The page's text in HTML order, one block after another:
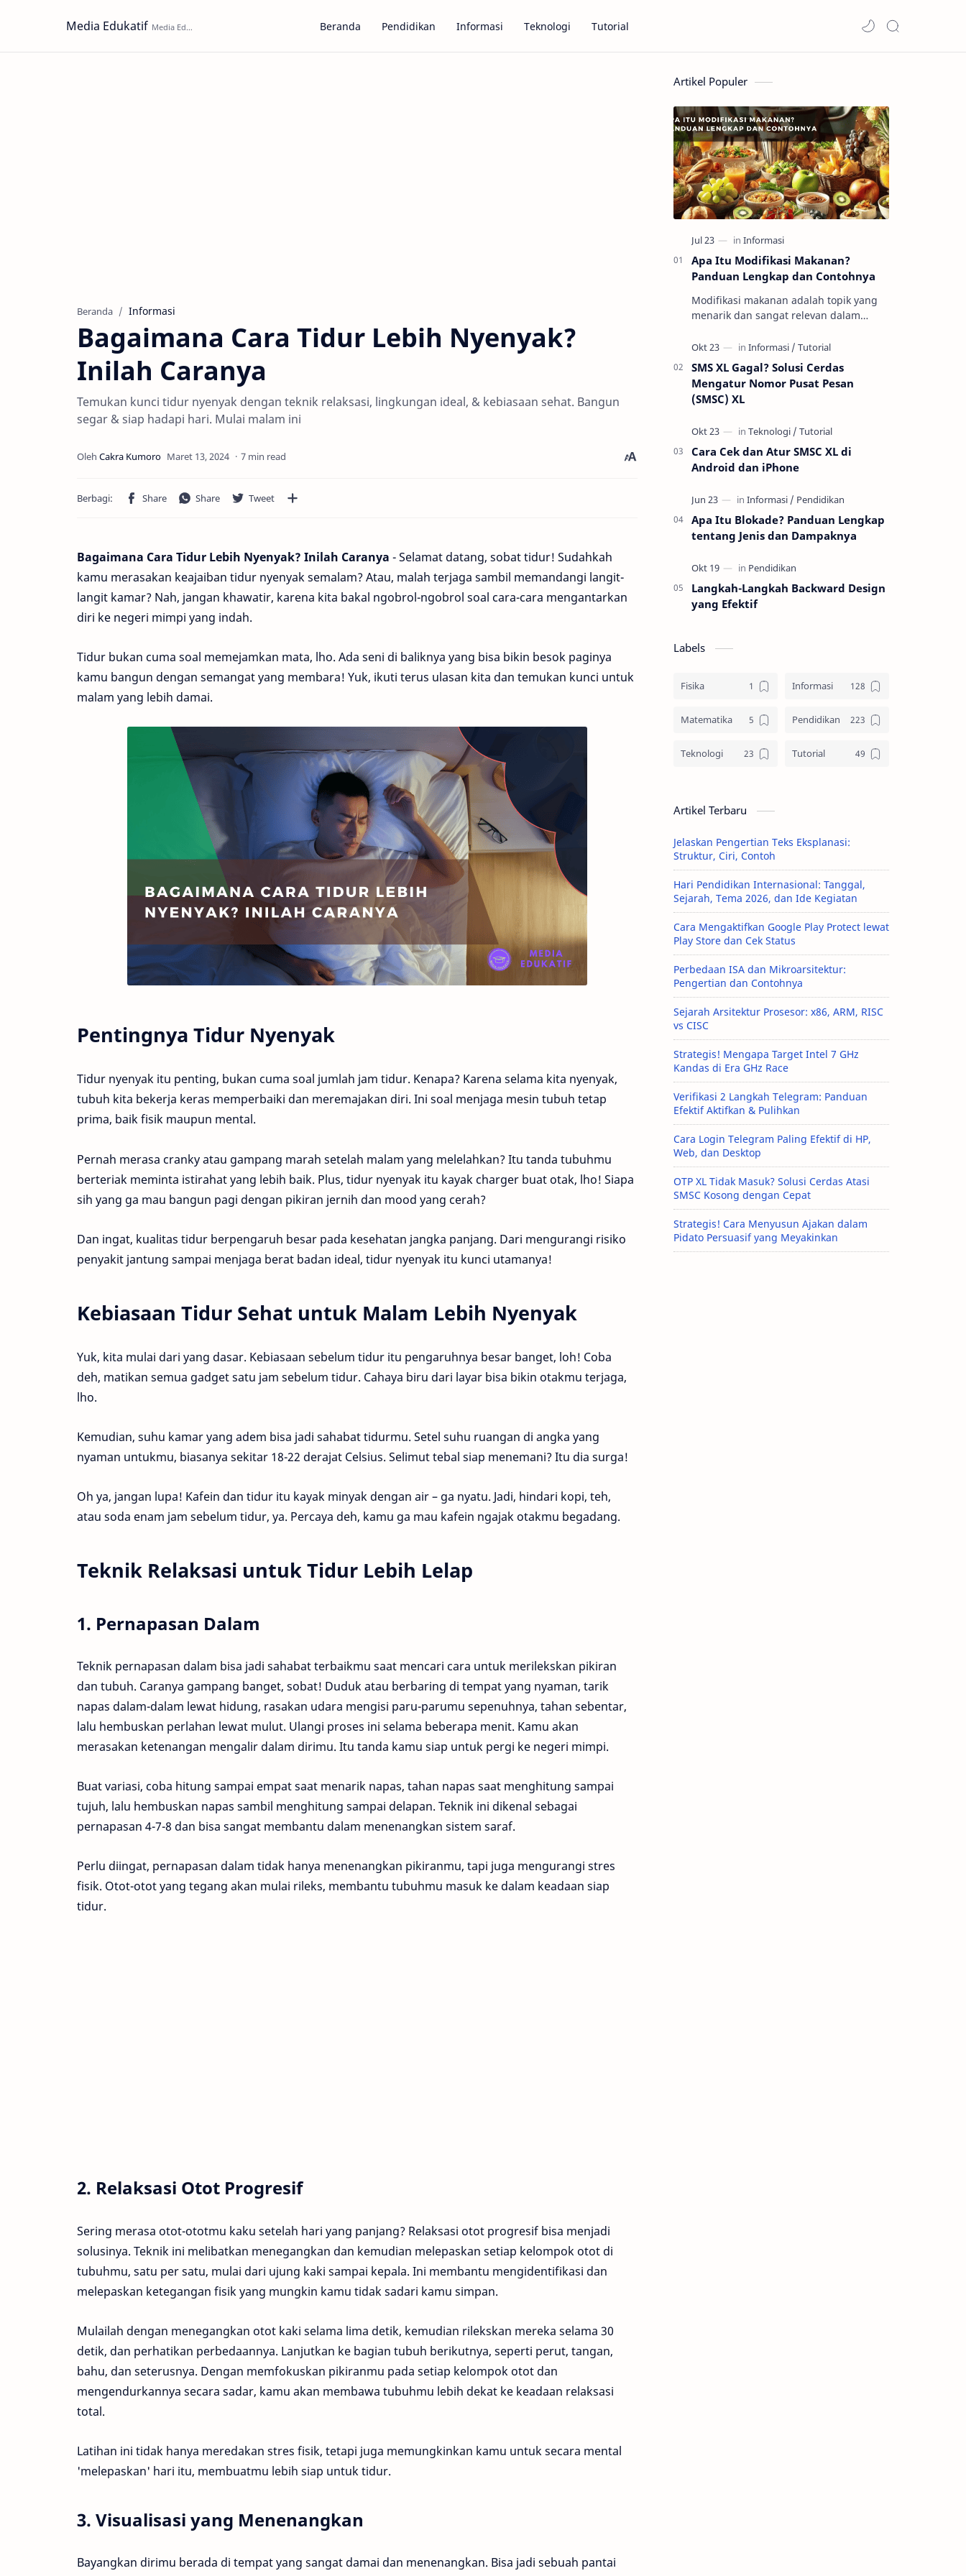
Media Edukatif Beranda Pendidikan Informasi Teknologi Tutorial
Beranda Informasi
Bagaimana Cara Tidur Lebih Nyenyak?
Inilah Caranya
Temukan kunci tidur nyenyak dengan teknik relaksasi, lingkungan ideal, & kebiasaan sehat. Bangun
segar & siap hadapi hari. Mulai malam ini
7 min read
Bagaimana Cara Tidur Lebih Nyenyak? Inilah Caranya - Selamat datang, sobat tidur! Sudahkah
kamu merasakan keajaiban tidur nyenyak semalam? Atau, malah terjaga sambil memandangi langit-
langit kamar? Nah, jangan khawatir, karena kita bakal ngobrol-ngobrol soal cara-cara mengantarkan
diri ke negeri mimpi yang indah.
Tidur bukan cuma soal memejamkan mata, lho. Ada seni di baliknya yang bisa bikin besok paginya
kamu bangun dengan semangat yang membara! Yuk, ikuti terus ulasan kita dan temukan kunci untuk
malam yang lebih damai.
Pentingnya Tidur Nyenyak
Tidur nyenyak itu penting, bukan cuma soal jumlah jam tidur. Kenapa? Karena selama kita nyenyak,
tubuh kita bekerja keras memperbaiki dan meremajakan diri. Ini soal menjaga mesin tubuh tetap
prima, baik fisik maupun mental.
Pernah merasa cranky atau gampang marah setelah malam yang melelahkan? Itu tanda tubuhmu
berteriak meminta istirahat yang lebih baik. Plus, tidur nyenyak itu kayak charger buat otak, lho! Siapa
sih yang ga mau bangun pagi dengan pikiran jernih dan mood yang cerah?
Dan ingat, kualitas tidur berpengaruh besar pada kesehatan jangka panjang. Dari mengurangi risiko
penyakit jantung sampai menjaga berat badan ideal, tidur nyenyak itu kunci utamanya!
Kebiasaan Tidur Sehat untuk Malam Lebih Nyenyak
Yuk, kita mulai dari yang dasar. Kebiasaan sebelum tidur itu pengaruhnya besar banget, loh! Coba
deh, matikan semua gadget satu jam sebelum tidur. Cahaya biru dari layar bisa bikin otakmu terjaga,
lho.
Kemudian, suhu kamar yang adem bisa jadi sahabat tidurmu. Setel suhu ruangan di angka yang
nyaman untukmu, biasanya sekitar 18-22 derajat Celsius. Selimut tebal siap menemani? Itu dia surga!
Oh ya, jangan lupa! Kafein dan tidur itu kayak minyak dengan air – ga nyatu. Jadi, hindari kopi, teh,
atau soda enam jam sebelum tidur, ya. Percaya deh, kamu ga mau kafein ngajak otakmu begadang.
Teknik Relaksasi untuk Tidur Lebih Lelap
1. Pernapasan Dalam
Teknik pernapasan dalam bisa jadi sahabat terbaikmu saat mencari cara untuk merilekskan pikiran
dan tubuh. Caranya gampang banget, sobat! Duduk atau berbaring di tempat yang nyaman, tarik
napas dalam-dalam lewat hidung, rasakan udara mengisi paru-parumu sepenuhnya, tahan sebentar,
lalu hembuskan perlahan lewat mulut. Ulangi proses ini selama beberapa menit. Kamu akan
merasakan ketenangan mengalir dalam dirimu. Itu tanda kamu siap untuk pergi ke negeri mimpi.
Buat variasi, coba hitung sampai empat saat menarik napas, tahan napas saat menghitung sampai
tujuh, lalu hembuskan napas sambil menghitung sampai delapan. Teknik ini dikenal sebagai
pernapasan 4-7-8 dan bisa sangat membantu dalam menenangkan sistem saraf.
Perlu diingat, pernapasan dalam tidak hanya menenangkan pikiranmu, tapi juga mengurangi stres
fisik. Otot-otot yang tegang akan mulai rileks, membantu tubuhmu masuk ke dalam keadaan siap
tidur.
2. Relaksasi Otot Progresif
Sering merasa otot-ototmu kaku setelah hari yang panjang? Relaksasi otot progresif bisa menjadi
solusinya. Teknik ini melibatkan menegangkan dan kemudian melepaskan setiap kelompok otot di
tubuhmu, satu per satu, mulai dari ujung kaki sampai kepala. Ini membantu mengidentifikasi dan
melepaskan ketegangan fisik yang mungkin kamu tidak sadari kamu simpan.
Mulailah dengan menegangkan otot kaki selama lima detik, kemudian rilekskan mereka selama 30
detik, dan perhatikan perbedaannya. Lanjutkan ke bagian tubuh berikutnya, seperti perut, tangan,
bahu, dan seterusnya. Dengan memfokuskan pikiranmu pada setiap kelompok otot dan
mengendurkannya secara sadar, kamu akan membawa tubuhmu lebih dekat ke keadaan relaksasi
total.
Latihan ini tidak hanya meredakan stres fisik, tetapi juga memungkinkan kamu untuk secara mental
'melepaskan' hari itu, membuatmu lebih siap untuk tidur.
3. Visualisasi yang Menenangkan
Bayangkan dirimu berada di tempat yang sangat damai dan menenangkan. Bisa jadi sebuah pantai
Artikel Populer
Apa Itu Modifikasi Makanan?
Panduan Lengkap dan Contohnya
Modifikasi makanan adalah topik yang
menarik dan sangat relevan dalam
pernah bertanya-tanya bagaimana
sebuah hida…
SMS XL Gagal? Solusi Cerdas
Mengatur Nomor Pusat Pesan
(SMSC) XL
Cara Cek dan Atur SMSC XL di
Android dan iPhone
Apa Itu Blokade? Panduan Lengkap
tentang Jenis dan Dampaknya
Langkah-Langkah Backward Design
yang Efektif
Labels
Fisika Informasi
Matematika Pendidikan
Teknologi Tutorial
Artikel Terbaru
Jelaskan Pengertian Teks Eksplanasi:
Struktur, Ciri, Contoh
Hari Pendidikan Internasional: Tanggal,
Sejarah, Tema 2026, dan Ide Kegiatan
Cara Mengaktifkan Google Play Protect lewat
Play Store dan Cek Status
Perbedaan ISA dan Mikroarsitektur:
Pengertian dan Contohnya
Sejarah Arsitektur Prosesor: x86, ARM, RISC
vs CISC
Strategis! Mengapa Target Intel 7 GHz
Kandas di Era GHz Race
Verifikasi 2 Langkah Telegram: Panduan
Efektif Aktifkan & Pulihkan
Cara Login Telegram Paling Efektif di HP,
Web, dan Desktop
OTP XL Tidak Masuk? Solusi Cerdas Atasi
SMSC Kosong dengan Cepat
Strategis! Cara Menyusun Ajakan dalam
Pidato Persuasif yang Meyakinkan